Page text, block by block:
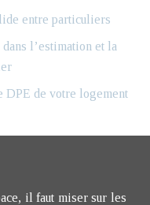
entre particuliers
l’estimation et la
DPE de votre logement
il faut miser sur les